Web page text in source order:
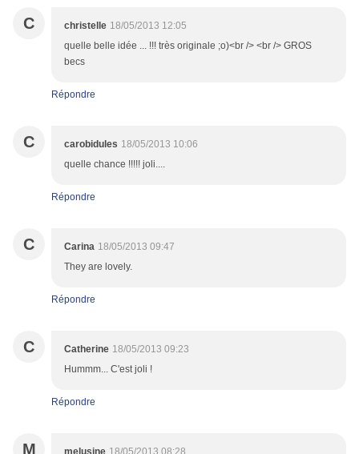
C christelle 18/05/2013 12:05
quelle belle idée ... !!! très originale ;o)<br /> <br /> GROS
becs
Répondre
C carobidules 18/05/2013 10:06
quelle chance !!!!! joli....
Répondre
C Carina 18/05/2013 09:47
They are lovely.
Répondre
C Catherine 18/05/2013 09:23
Hummm... C'est joli !
Répondre
M melusine 18/05/2013 08:28